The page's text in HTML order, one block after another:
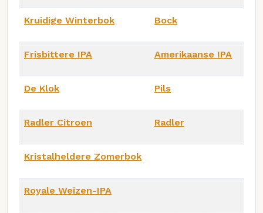
Kruidige Winterbok Bock
Frisbittere IPA Amerikaanse IPA
De Klok Pils
Radler Citroen Radler
Kristalheldere Zomerbok
Royale Weizen-IPA